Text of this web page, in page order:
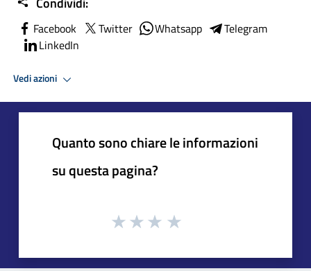
Facebook Twitter Whatsapp
Telegram
LinkedIn
Vedi azioni
Quanto sono chiare le informazioni
su questa pagina?